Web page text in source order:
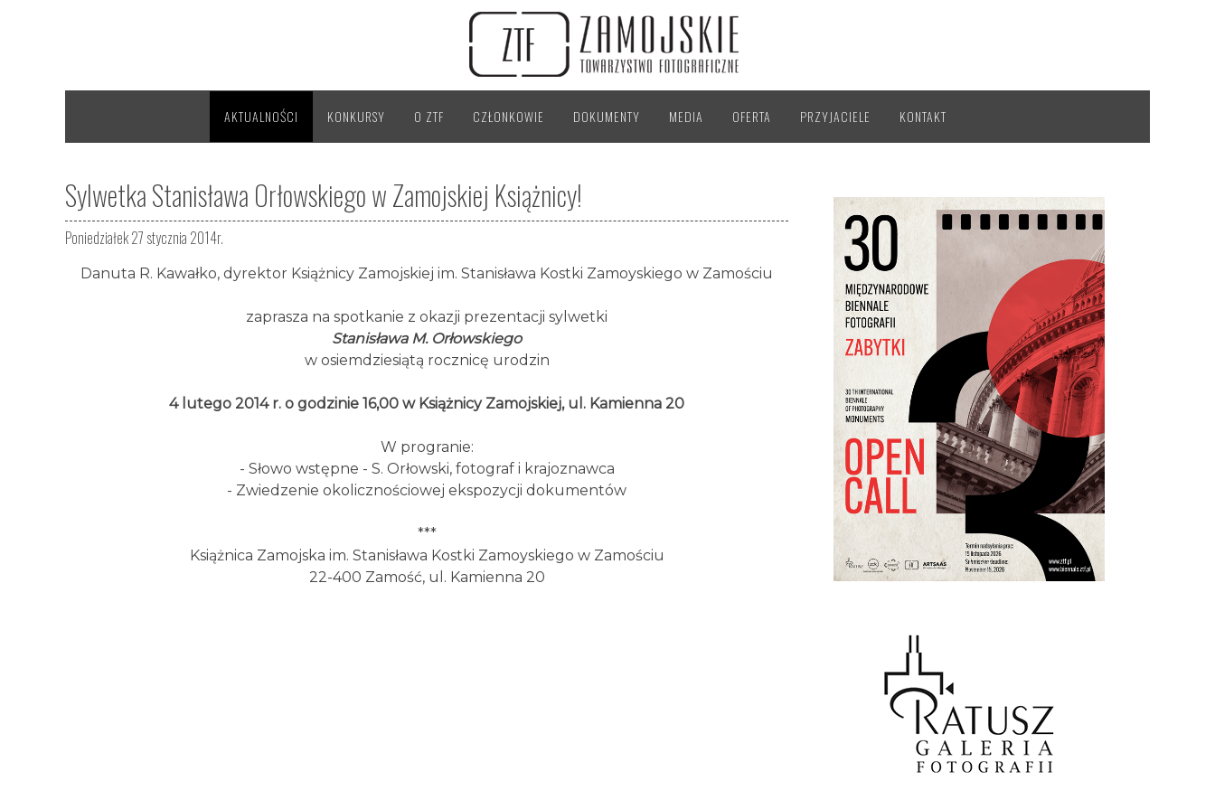
AKTUALNOŚCI KONKURSY O ZTF CZŁONKOWIE DOKUMENTY MEDIA OFERTA PRZYJACIELE KONTAKT
Sylwetka Stanisława Orłowskiego w Zamojskiej Książnicy!
Poniedziałek 27 stycznia 2014r.
Danuta R. Kawałko, dyrektor Książnicy Zamojskiej im. Stanisława Kostki Zamoyskiego w Zamościu
zaprasza na spotkanie z okazji prezentacji sylwetki
Stanisława M. Orłowskiego
w osiemdziesiątą rocznicę urodzin
4 lutego 2014 r. o godzinie 16,00 w Książnicy Zamojskiej, ul. Kamienna 20
W progranie:
- Słowo wstępne - S. Orłowski, fotograf i krajoznawca
- Zwiedzenie okolicznościowej ekspozycji dokumentów
***
Książnica Zamojska im. Stanisława Kostki Zamoyskiego w Zamościu
22-400 Zamość, ul. Kamienna 20